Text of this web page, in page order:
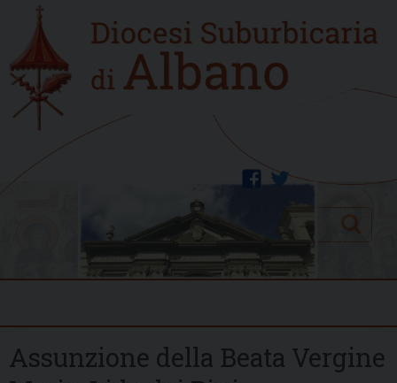
content
Home
new
twitter
facebook
Search
Assunzione della Beata Vergine